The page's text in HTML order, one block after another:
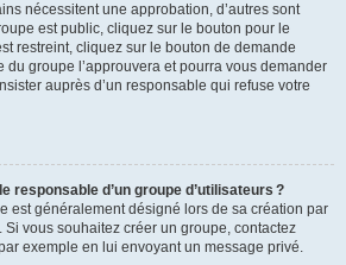
nécessitent une approbation, d’autres sont
est public, cliquez sur le bouton pour le
restreint, cliquez sur le bouton de demande
du groupe l’approuvera et pourra vous demander
auprès d’un responsable qui refuse votre
responsable d’un groupe d’utilisateurs ?
est généralement désigné lors de sa création par
vous souhaitez créer un groupe, contactez
exemple en lui envoyant un message privé.